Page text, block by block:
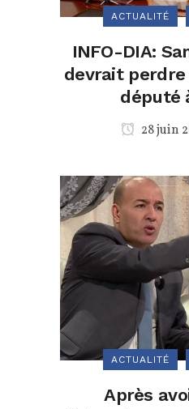
ACTUALITÉ
INFO-DIA:
devrait
député
28 juin
ACTUALITÉ
Après